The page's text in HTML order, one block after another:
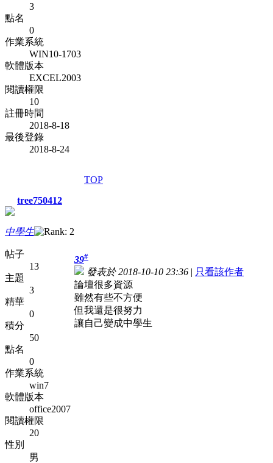
3
點名
0
作業系統
WIN10-1703
軟體版本
EXCEL2003
閱讀權限
10
註冊時間
2018-8-18
最後登錄
2018-8-24
TOP
tree750412
中學生
帖子
13
主題
3
精華
0
積分
50
點名
0
作業系統
win7
軟體版本
office2007
閱讀權限
20
性別
男
39#
發表於 2018-10-10 23:36 | 只看該作者
論壇很多資源
雖然有些不方便
但我還是很努力
讓自己變成中學生